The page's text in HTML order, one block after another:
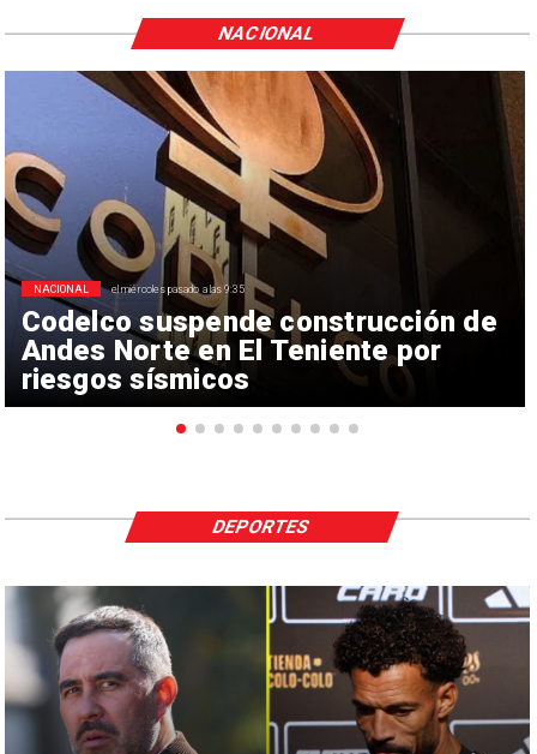
Codelco suspende construcción de
Andes Norte en El Teniente por
riesgos sísmicos
NACIONAL el miércoles pasado a las 9:35
NACIONAL
DEPORTES